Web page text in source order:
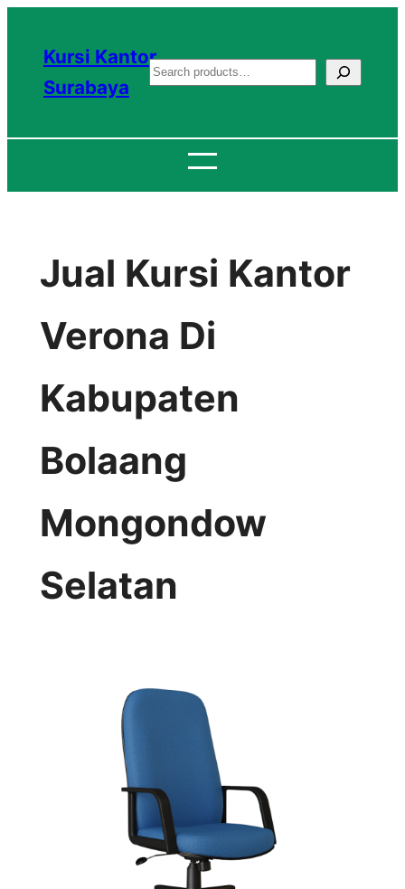
konten
Kursi Kantor
Surabaya
S
a
c
Jual Kursi Kantor
Verona Di
Kabupaten
Bolaang
Mongondow
Selatan